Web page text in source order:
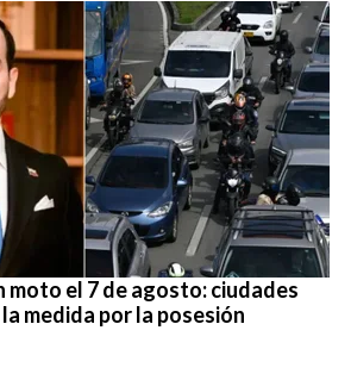
moto el 7 de agosto: ciudades
medida por la posesión